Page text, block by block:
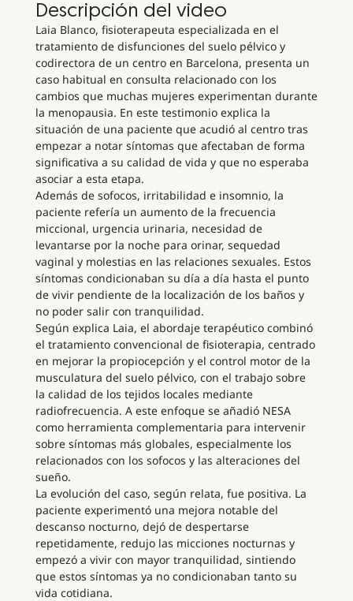
Descripción del video
Laia Blanco, fisioterapeuta especializada en el
tratamiento de disfunciones del suelo pélvico y
codirectora de un centro en Barcelona, presenta un
caso habitual en consulta relacionado con los
cambios que muchas mujeres experimentan durante
la menopausia. En este testimonio explica la
situación de una paciente que acudió al centro tras
empezar a notar síntomas que afectaban de forma
significativa a su calidad de vida y que no esperaba
asociar a esta etapa.
Además de sofocos, irritabilidad e insomnio, la
paciente refería un aumento de la frecuencia
miccional, urgencia urinaria, necesidad de
levantarse por la noche para orinar, sequedad
vaginal y molestias en las relaciones sexuales. Estos
síntomas condicionaban su día a día hasta el punto
de vivir pendiente de la localización de los baños y
no poder salir con tranquilidad.
Según explica Laia, el abordaje terapéutico combinó
el tratamiento convencional de fisioterapia, centrado
en mejorar la propiocepción y el control motor de la
musculatura del suelo pélvico, con el trabajo sobre
la calidad de los tejidos locales mediante
radiofrecuencia. A este enfoque se añadió NESA
como herramienta complementaria para intervenir
sobre síntomas más globales, especialmente los
relacionados con los sofocos y las alteraciones del
sueño.
La evolución del caso, según relata, fue positiva. La
paciente experimentó una mejora notable del
descanso nocturno, dejó de despertarse
repetidamente, redujo las micciones nocturnas y
empezó a vivir con mayor tranquilidad, sintiendo
que estos síntomas ya no condicionaban tanto su
vida cotidiana.